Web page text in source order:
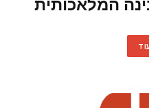
המלאכותית